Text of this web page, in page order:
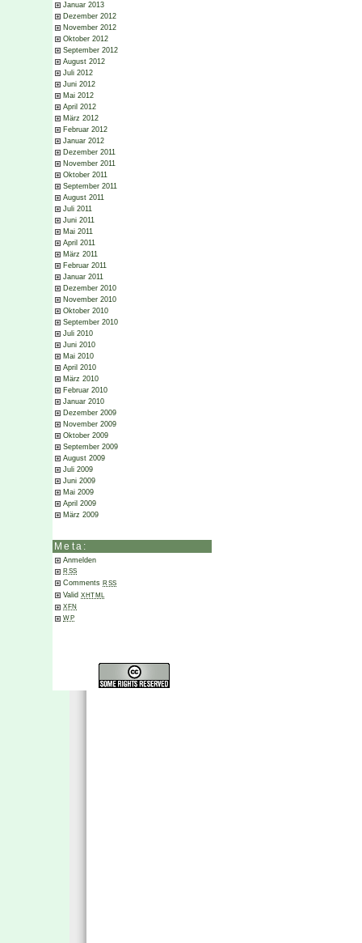
Januar 2013
Dezember 2012
November 2012
Oktober 2012
September 2012
August 2012
Juli 2012
Juni 2012
Mai 2012
April 2012
März 2012
Februar 2012
Januar 2012
Dezember 2011
November 2011
Oktober 2011
September 2011
August 2011
Juli 2011
Juni 2011
Mai 2011
April 2011
März 2011
Februar 2011
Januar 2011
Dezember 2010
November 2010
Oktober 2010
September 2010
Juli 2010
Juni 2010
Mai 2010
April 2010
März 2010
Februar 2010
Januar 2010
Dezember 2009
November 2009
Oktober 2009
September 2009
August 2009
Juli 2009
Juni 2009
Mai 2009
April 2009
März 2009
Meta:
Anmelden
RSS
Comments RSS
Valid XHTML
XFN
WP